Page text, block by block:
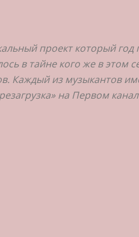
проект который
в тайне кого же в этом
Каждый из музыкантов
на Первом